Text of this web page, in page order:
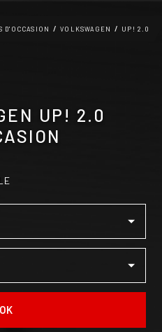
D'OCCASION VOLKSWAGEN UP! 2.0
UP! 2.0
OK